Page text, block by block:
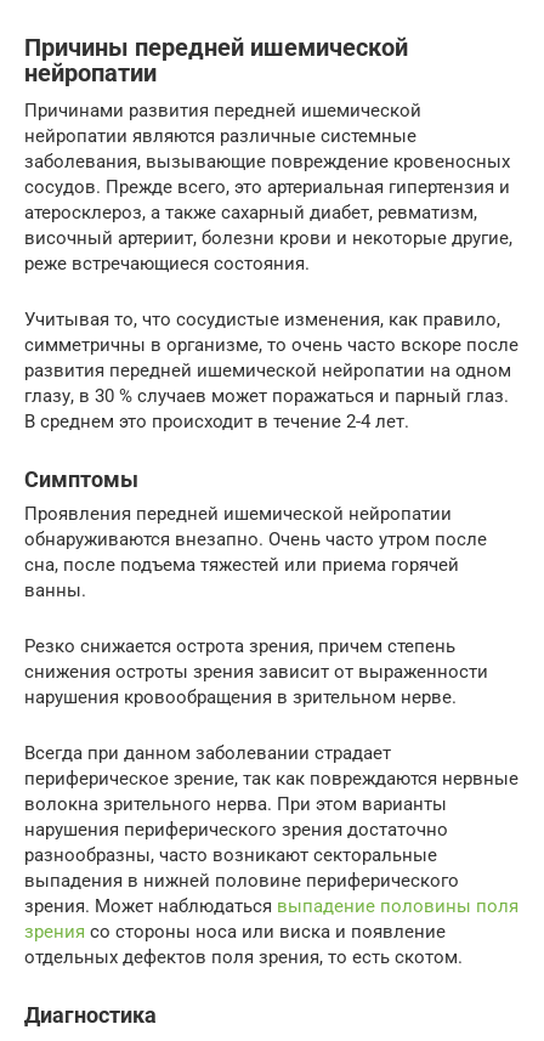
Причины передней ишемической
нейропатии
Причинами развития передней ишемической
нейропатии являются различные системные
заболевания, вызывающие повреждение кровеносных
сосудов. Прежде всего, это артериальная гипертензия и
атеросклероз, а также сахарный диабет, ревматизм,
височный артериит, болезни крови и некоторые другие,
реже встречающиеся состояния.
Учитывая то, что сосудистые изменения, как правило,
симметричны в организме, то очень часто вскоре после
развития передней ишемической нейропатии на одном
глазу, в 30 % случаев может поражаться и парный глаз.
В среднем это происходит в течение 2-4 лет.
Симптомы
Проявления передней ишемической нейропатии
обнаруживаются внезапно. Очень часто утром после
сна, после подъема тяжестей или приема горячей
ванны.
Резко снижается острота зрения, причем степень
снижения остроты зрения зависит от выраженности
нарушения кровообращения в зрительном нерве.
Всегда при данном заболевании страдает
периферическое зрение, так как повреждаются нервные
волокна зрительного нерва. При этом варианты
нарушения периферического зрения достаточно
разнообразны, часто возникают секторальные
выпадения в нижней половине периферического
зрения. Может наблюдаться выпадение половины поля
зрения со стороны носа или виска и появление
отдельных дефектов поля зрения, то есть скотом.
Диагностика